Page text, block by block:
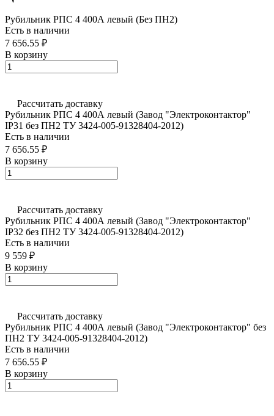
Рубильник РПС 4 400А левый (Без ПН2)
Есть в наличии
7 656.55 ₽
В корзину
Рассчитать доставку
Рубильник РПС 4 400А левый (Завод "Электроконтактор"
IP31 без ПН2 ТУ 3424-005-91328404-2012)
Есть в наличии
7 656.55 ₽
В корзину
Рассчитать доставку
Рубильник РПС 4 400А левый (Завод "Электроконтактор"
IP32 без ПН2 ТУ 3424-005-91328404-2012)
Есть в наличии
9 559 ₽
В корзину
Рассчитать доставку
Рубильник РПС 4 400А левый (Завод "Электроконтактор" без
ПН2 ТУ 3424-005-91328404-2012)
Есть в наличии
7 656.55 ₽
В корзину